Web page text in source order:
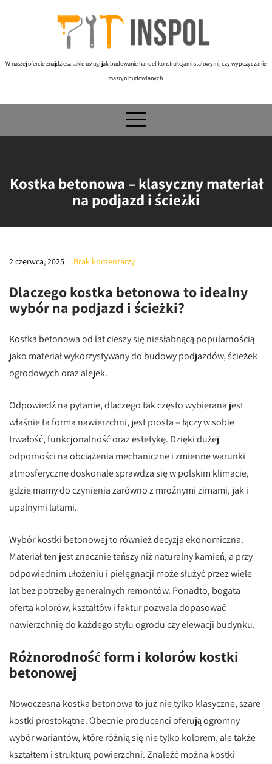
W naszej ofercie znajdziesz takie usługi jak budowanie handel konstrukcjami stalowymi, czy wypożyczanie
maszyn budowlanych.
Kostka betonowa – klasyczny materiał
na podjazd i ścieżki
2 czerwca, 2025 | Brak komentarzy
Dlaczego kostka betonowa to idealny
wybór na podjazd i ścieżki?
Kostka betonowa od lat cieszy się niesłabnącą popularnością
jako materiał wykorzystywany do budowy podjazdów, ścieżek
ogrodowych oraz alejek.
Odpowiedź na pytanie, dlaczego tak często wybierana jest
właśnie ta forma nawierzchni, jest prosta – łączy w sobie
trwałość, funkcjonalność oraz estetykę. Dzięki dużej
odporności na obciążenia mechaniczne i zmienne warunki
atmosferyczne doskonale sprawdza się w polskim klimacie,
gdzie mamy do czynienia zarówno z mroźnymi zimami, jak i
upalnymi latami.
Wybór kostki betonowej to również decyzja ekonomiczna.
Materiał ten jest znacznie tańszy niż naturalny kamień, a przy
odpowiednim ułożeniu i pielęgnacji może służyć przez wiele
lat bez potrzeby generalnych remontów. Ponadto, bogata
oferta kolorów, kształtów i faktur pozwala dopasować
nawierzchnię do każdego stylu ogrodu czy elewacji budynku.
Różnorodność form i kolorów kostki
betonowej
Nowoczesna kostka betonowa to już nie tylko klasyczne, szare
kostki prostokątne. Obecnie producenci oferują ogromny
wybór wariantów, które różnią się nie tylko kolorem, ale także
kształtem i strukturą powierzchni. Znaleźć można kostki